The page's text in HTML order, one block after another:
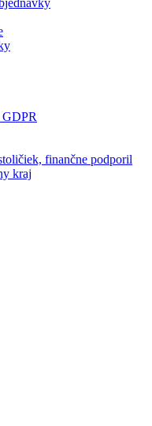
GDPR
finančne podporil
kraj